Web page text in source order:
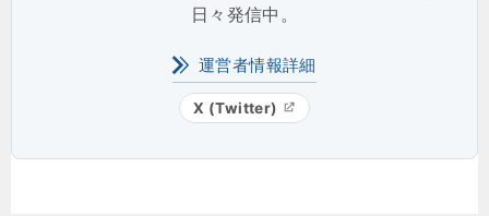
日々発信中。
運営者情報詳細
X (Twitter)